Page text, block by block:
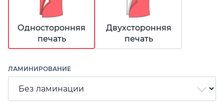
Односторонняя
печать
Двухсторонняя
печать
ЛАМИНИРОВАНИЕ